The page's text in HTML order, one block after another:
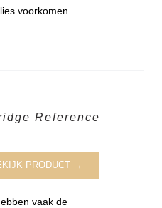
voorkomen.
Reference
PRODUCT →
vaak de